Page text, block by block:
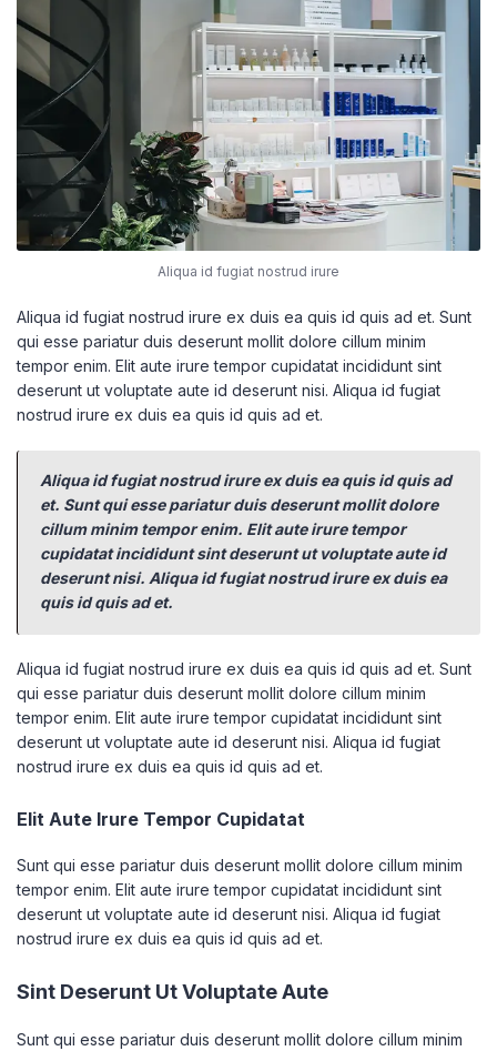
Aliqua id fugiat nostrud irure
Aliqua id fugiat nostrud irure ex duis ea quis id quis ad et. Sunt
qui esse pariatur duis deserunt mollit dolore cillum minim
tempor enim. Elit aute irure tempor cupidatat incididunt sint
deserunt ut voluptate aute id deserunt nisi. Aliqua id fugiat
nostrud irure ex duis ea quis id quis ad et.
Aliqua id fugiat nostrud irure ex duis ea quis id quis ad
et. Sunt qui esse pariatur duis deserunt mollit dolore
cillum minim tempor enim. Elit aute irure tempor
cupidatat incididunt sint deserunt ut voluptate aute id
deserunt nisi. Aliqua id fugiat nostrud irure ex duis ea
quis id quis ad et.
Aliqua id fugiat nostrud irure ex duis ea quis id quis ad et. Sunt
qui esse pariatur duis deserunt mollit dolore cillum minim
tempor enim. Elit aute irure tempor cupidatat incididunt sint
deserunt ut voluptate aute id deserunt nisi. Aliqua id fugiat
nostrud irure ex duis ea quis id quis ad et.
Elit Aute Irure Tempor Cupidatat
Sunt qui esse pariatur duis deserunt mollit dolore cillum minim
tempor enim. Elit aute irure tempor cupidatat incididunt sint
deserunt ut voluptate aute id deserunt nisi. Aliqua id fugiat
nostrud irure ex duis ea quis id quis ad et.
Sint Deserunt Ut Voluptate Aute
Sunt qui esse pariatur duis deserunt mollit dolore cillum minim